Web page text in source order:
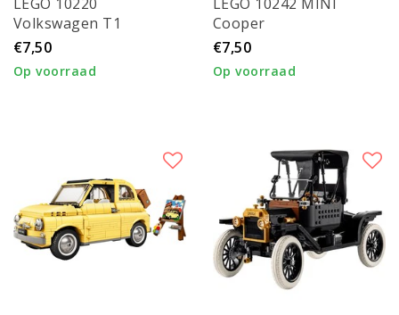
Volkswagen T1
Kampeerbus
€7,50
Op voorraad
Cooper
€7,50
Op voorraad